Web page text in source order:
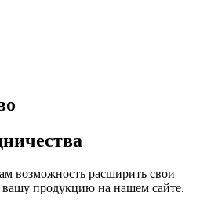
возможность расширить свои
вашу продукцию на нашем сайте.